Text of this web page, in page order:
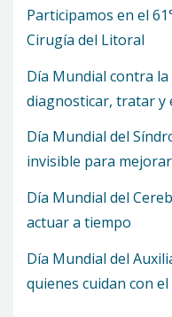
Participamos en el
Cirugía del Litoral
Día Mundial contra
diagnosticar, tratar y
Día Mundial del
invisible para
Día Mundial del
actuar a tiempo
Día Mundial del
quienes cuidan con